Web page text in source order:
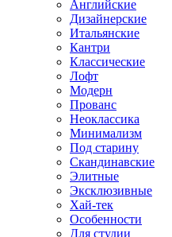
Английские
Дизайнерские
Итальянские
Кантри
Классические
Лофт
Модерн
Прованс
Неоклассика
Минимализм
Под старину
Скандинавские
Элитные
Эксклюзивные
Хай-тек
Особенности
Для студии